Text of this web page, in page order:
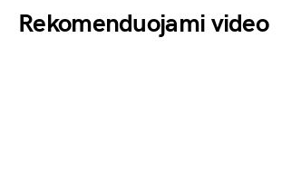
Rekomenduojami video